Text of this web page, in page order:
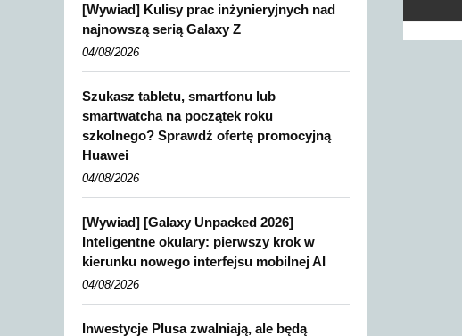
[Wywiad] Kulisy prac inżynieryjnych nad
najnowszą serią Galaxy Z
04/08/2026
Szukasz tabletu, smartfonu lub
smartwatcha na początek roku
szkolnego? Sprawdź ofertę promocyjną
Huawei
04/08/2026
[Wywiad] [Galaxy Unpacked 2026]
Inteligentne okulary: pierwszy krok w
kierunku nowego interfejsu mobilnej AI
04/08/2026
Inwestycje Plusa zwalniają, ale będą